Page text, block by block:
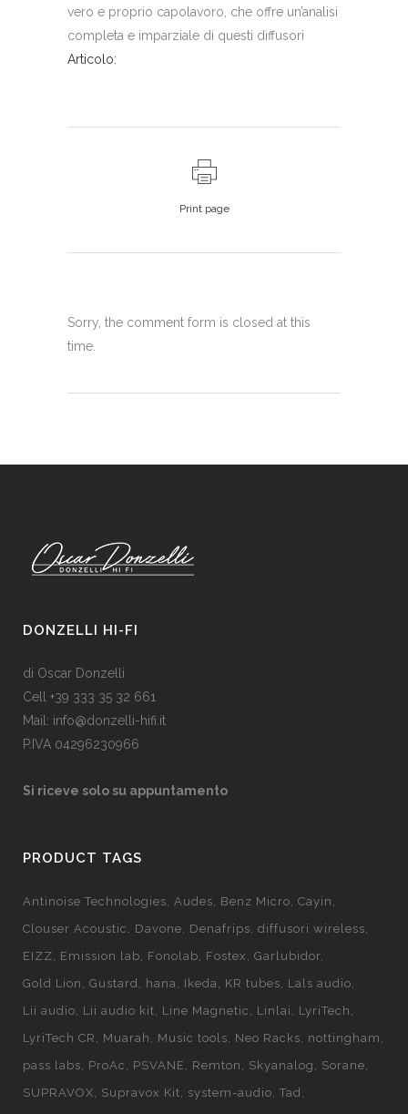
vero e proprio capolavoro, che offre un’analisi
completa e imparziale di questi diffusori
Articolo:
Print page
Sorry, the comment form is closed at this
time.
DONZELLI HI-FI
di Oscar Donzelli
Cell +39 333 35 32 661
Mail: info@donzelli-hifi.it
P.IVA 04296230966
Si riceve solo su appuntamento
PRODUCT TAGS
Antinoise Technologies Audes Benz Micro Cayin
Clouser Acoustic
Davone Denafrips diffusori wireless
EIZZ
Emission lab Fonolab Fostex
Garlubidor
Gold Lion
Gustard hana Ikeda KR tubes
Lals audio
Lii audio
Lii audio kit Line Magnetic Linlai
LyriTech
LyriTech CR
Muarah Music tools Neo Racks
nottingham
pass labs
ProAc PSVANE Remton Skyanalog
Sorane
SUPRAVOX
Supravox Kit system-audio Tad